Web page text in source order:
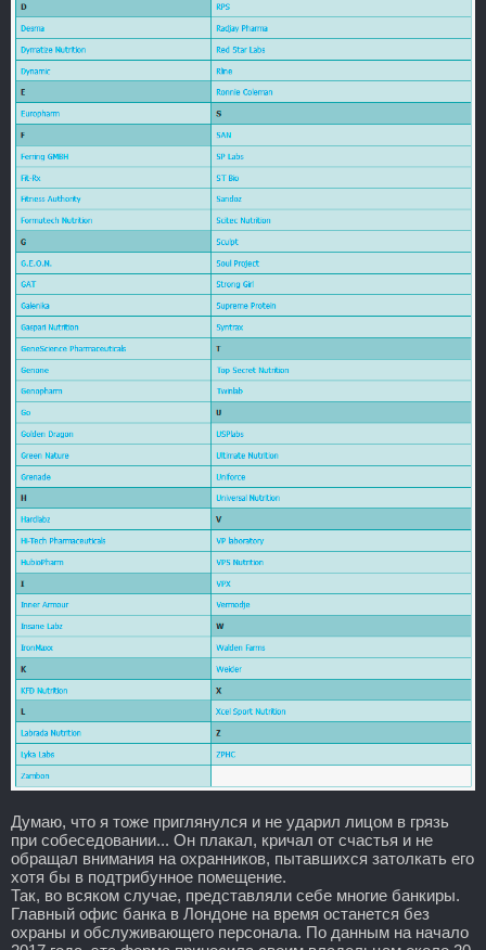
Думаю, что я тоже приглянулся и не ударил лицом в грязь
при собеседовании... Он плакал, кричал от счастья и не
обращал внимания на охранников, пытавшихся затолкать его
хотя бы в подтрибунное помещение.
Так, во всяком случае, представляли себе многие банкиры.
Главный офис банка в Лондоне на время останется без
охраны и обслуживающего персонала. По данным на начало